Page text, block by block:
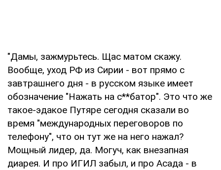
"Дамы, зажмурьтесь. Щас матом скажу.
Вообще, уход РФ из Сирии - вот прямо с
завтрашнего дня - в русском языке имеет
обозначение "Нажать на с**батор". Это что же
такое-эдакое Путяре сегодня сказали во
время "международных переговоров по
телефону", что он тут же на него нажал?
Мощный лидер, да. Могуч, как внезапная
диарея. И про ИГИЛ забыл, и про Асада - в